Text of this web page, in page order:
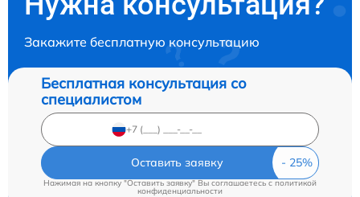
Закажите бесплатную консультацию
Бесплатная консультация со
специалистом
Оставить заявку
Нажимая на кнопку "Оставить заявку" Вы соглашаетесь cполитикой
конфиденциальности